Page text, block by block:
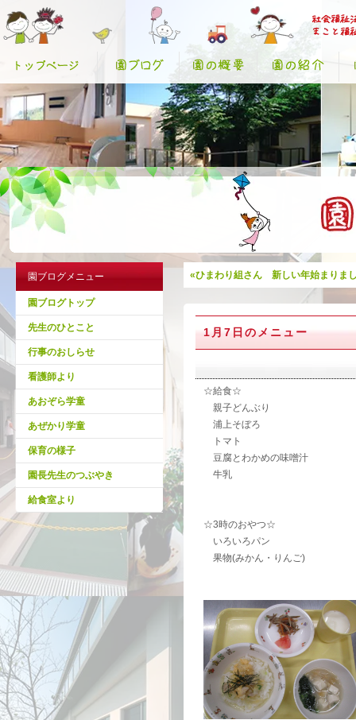
園ブログメニュー
園ブログトップ
先生のひとこと
行事のおしらせ
看護師より
あおぞら学童
あぜかり学童
保育の様子
園長先生のつぶやき
給食室より
«ひまわり組さん 新しい年始まりま
1月7日のメニュー
☆給食☆
親子どんぶり
浦上そぼろ
トマト
豆腐とわかめの味噌汁
牛乳
☆3時のおやつ☆
いろいろパン
果物(みかん・りんご)